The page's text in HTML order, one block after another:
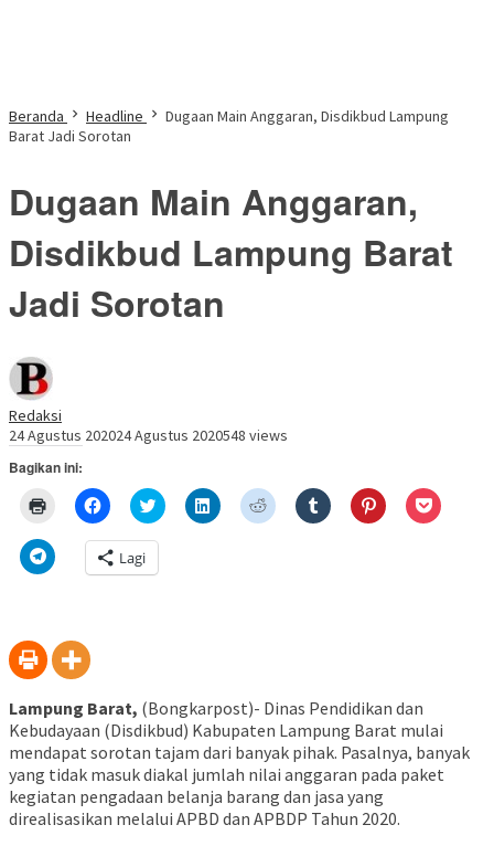
Beranda Headline
Dugaan Main Anggaran, Disdikbud Lampung
Barat Jadi Sorotan
Dugaan Main Anggaran,
Disdikbud Lampung Barat
Jadi Sorotan
Redaksi
24 Agustus 202024 Agustus 2020548 views
Bagikan ini:
untuk
di
jendela
yang
Klik
untuk
di
Facebook(Membuka
di
Klik
untuk
pada
di
Klik
untuk
Klik
untuk
Klik
untuk
Klik
untuk
Klik
untuk
Klik
untuk
berbagi
jendela
yang
baru)
Lagi
Lampung Barat, (Bongkarpost)- Dinas Pendidikan dan
Kebudayaan (Disdikbud) Kabupaten Lampung Barat mulai
mendapat sorotan tajam dari banyak pihak. Pasalnya, banyak
yang tidak masuk diakal jumlah nilai anggaran pada paket
kegiatan pengadaan belanja barang dan jasa yang
direalisasikan melalui APBD dan APBDP Tahun 2020.